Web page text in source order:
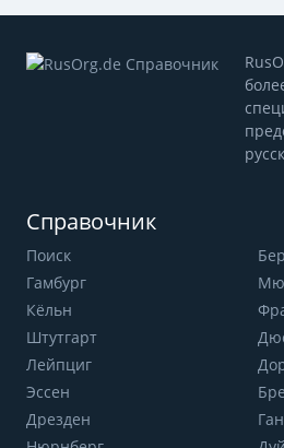
Справочник
Поиск
Гамбург
Кёльн
Штутгарт
Лейпциг
Эссен
Дрезден